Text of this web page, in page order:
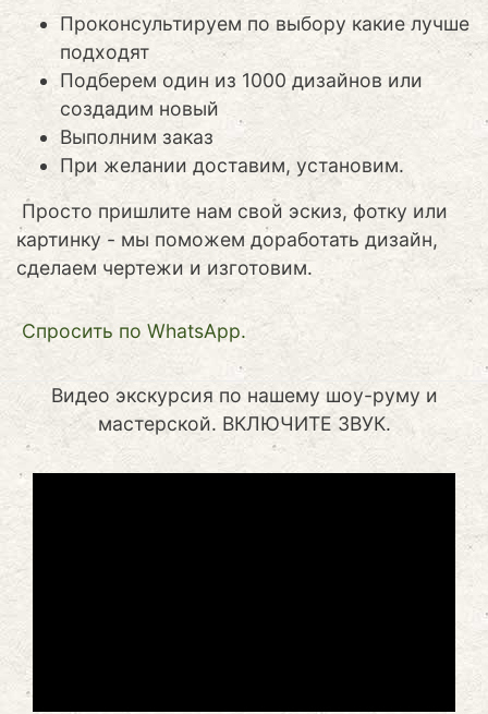
Проконсультируем по выбору какие лучше
подходят
Подберем один из 1000 дизайнов или
создадим новый
Выполним заказ
При желании доставим, установим.
Просто пришлите нам свой эскиз, фотку или
картинку - мы поможем доработать дизайн,
сделаем чертежи и изготовим.
Cпросить по WhatsApp.
Видео экскурсия по нашему шоу-руму и
мастерской. ВКЛЮЧИТЕ ЗВУК.